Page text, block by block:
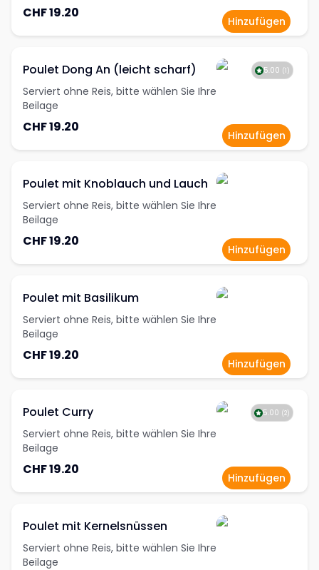
CHF 19.20
Hinzufügen
Poulet Dong An (leicht scharf)
Serviert ohne Reis, bitte wählen Sie Ihre
Beilage
CHF 19.20
5.00 (1 )
Hinzufügen
Poulet mit Knoblauch und Lauch
Serviert ohne Reis, bitte wählen Sie Ihre
Beilage
CHF 19.20
Hinzufügen
Poulet mit Basilikum
Serviert ohne Reis, bitte wählen Sie Ihre
Beilage
CHF 19.20
Hinzufügen
Poulet Curry
Serviert ohne Reis, bitte wählen Sie Ihre
Beilage
CHF 19.20
5.00 (2)
Hinzufügen
Poulet mit Kernelsnüssen
Serviert ohne Reis, bitte wählen Sie Ihre
Beilage